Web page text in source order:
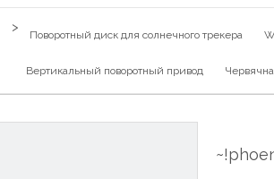
>
Поворотный диск для солнечного трекера
Вертикальный поворотный привод